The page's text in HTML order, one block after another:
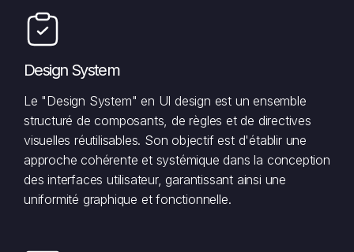
Design System
Le "Design System" en UI design est un ensemble
structuré de composants, de règles et de directives
visuelles réutilisables. Son objectif est d'établir une
approche cohérente et systémique dans la conception
des interfaces utilisateur, garantissant ainsi une
uniformité graphique et fonctionnelle.